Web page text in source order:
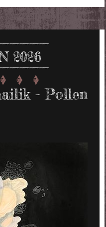
2026
- Pollen